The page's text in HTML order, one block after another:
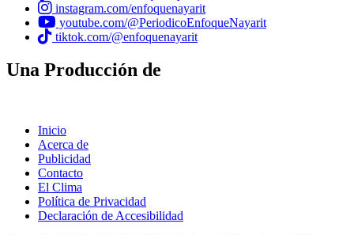
instagram.com/enfoquenayarit
youtube.com/@PeriodicoEnfoqueNayarit
tiktok.com/@enfoquenayarit
Una Producción de
Inicio
Acerca de
Publicidad
Contacto
El Clima
Política de Privacidad
Declaración de Accesibilidad